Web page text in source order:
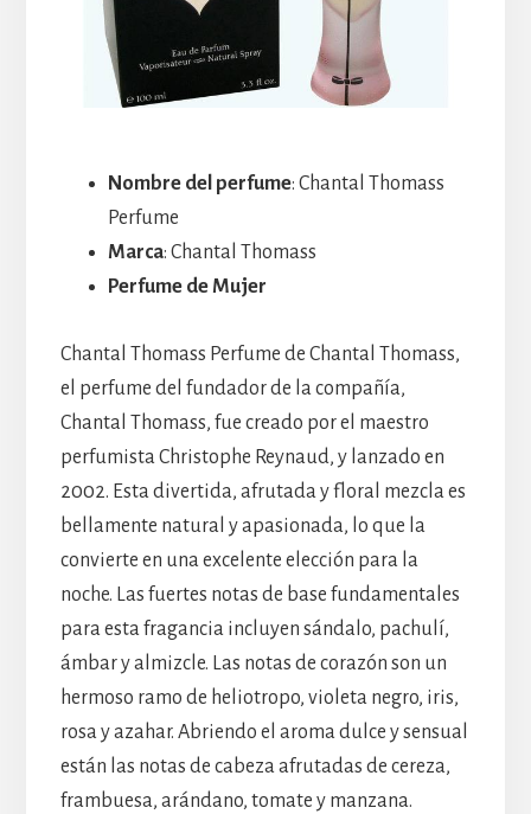
Nombre del perfume: Chantal Thomass
Perfume
Marca: Chantal Thomass
Perfume de Mujer
Chantal Thomass Perfume de Chantal Thomass,
el perfume del fundador de la compañía,
Chantal Thomass, fue creado por el maestro
perfumista Christophe Reynaud, y lanzado en
2002. Esta divertida, afrutada y floral mezcla es
bellamente natural y apasionada, lo que la
convierte en una excelente elección para la
noche. Las fuertes notas de base fundamentales
para esta fragancia incluyen sándalo, pachulí,
ámbar y almizcle. Las notas de corazón son un
hermoso ramo de heliotropo, violeta negro, iris,
rosa y azahar. Abriendo el aroma dulce y sensual
están las notas de cabeza afrutadas de cereza,
frambuesa, arándano, tomate y manzana.